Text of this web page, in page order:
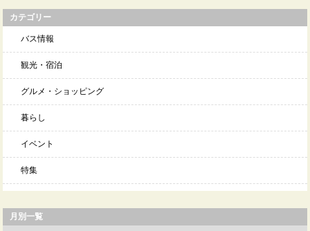
カテゴリー
バス情報
観光・宿泊
グルメ・ショッピング
暮らし
イベント
特集
月別一覧